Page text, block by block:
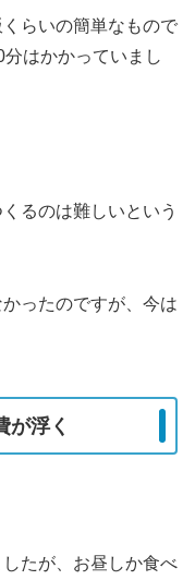
らいの簡単なもので
はかかっていまし
るのは難しいという
ったのですが、今は
が浮く
たが、お昼しか食べ